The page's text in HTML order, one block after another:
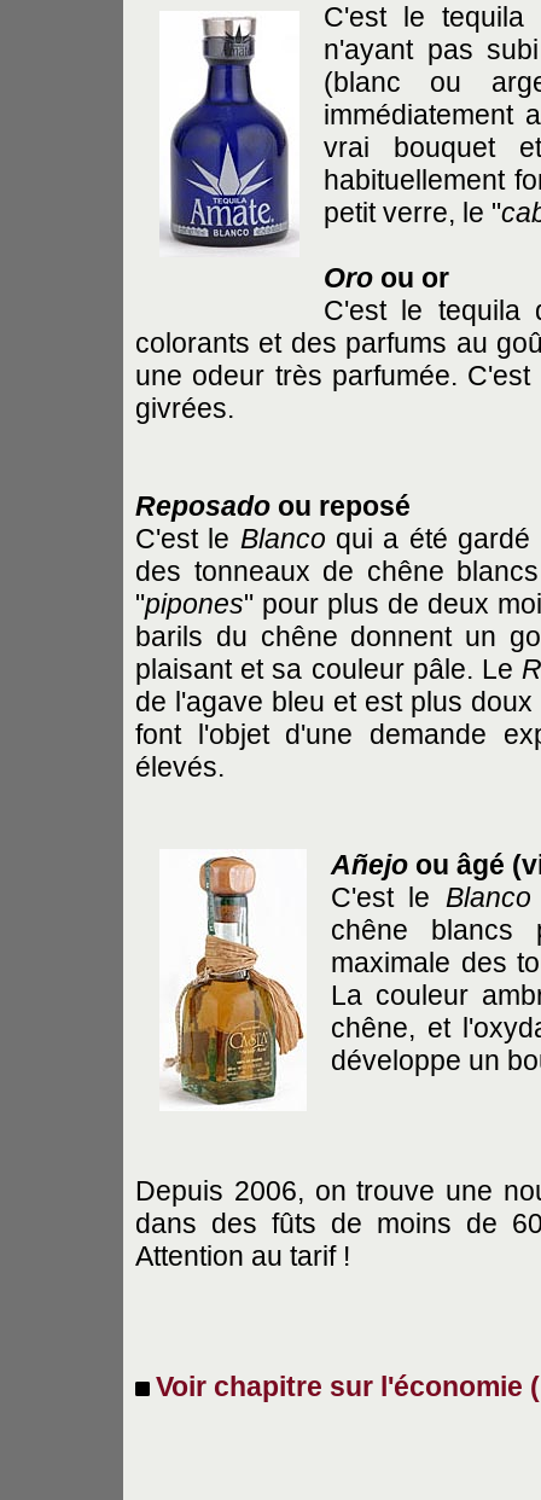
C'est le tequila
n'ayant pas
(blanc ou
immédiatement
vrai bouquet
habituellement
petit verre, le "
Oro ou or
C'est le tequila
colorants et des parfums au
une odeur très parfumée.
givrées.
Reposado ou reposé
C'est le Blanco qui a été gardé
des tonneaux de chêne
"pipones" pour plus de deux
barils du chêne donnent un
plaisant et sa couleur pâle. Le
de l'agave bleu et est plus
font l'objet d'une demande
élevés.
Añejo ou âgé
C'est le Blanco
chêne blancs
maximale des
La couleur
chêne, et
développe un
Depuis 2006, on trouve une
dans des fûts de moins de
Attention au tarif !
Voir chapitre sur l'économie